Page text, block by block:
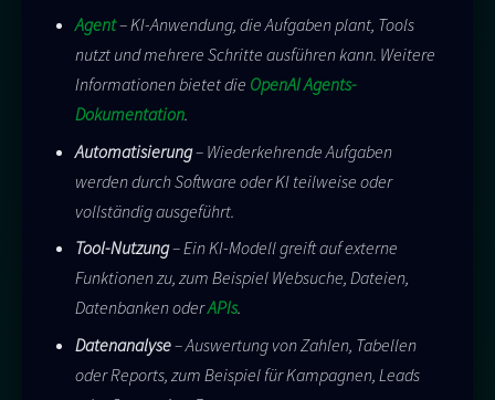
Agent– KI-Anwendung, die Aufgaben plant, Tools
nutzt und mehrere Schritte ausführen kann. Weitere
Informationen bietet die OpenAI Agents-
Dokumentation.
Automatisierung– Wiederkehrende Aufgaben
werden durch Software oder KI teilweise oder
vollständig ausgeführt.
Tool-Nutzung– Ein KI-Modell greift auf externe
Funktionen zu, zum Beispiel Websuche, Dateien,
Datenbanken oderAPIs.
Datenanalyse– Auswertung von Zahlen, Tabellen
oder Reports, zum Beispiel für Kampagnen, Leads